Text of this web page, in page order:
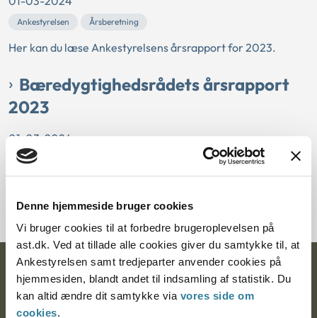
Denne hjemmeside bruger cookies
Vi bruger cookies til at forbedre brugeroplevelsen på
ast.dk. Ved at tillade alle cookies giver du samtykke til, at
Ankestyrelsen samt tredjeparter anvender cookies på
hjemmesiden, blandt andet til indsamling af statistik. Du
kan altid ændre dit samtykke via vores side om
cookies.
Ankestyrelsen Årsberetning
Her kan du læse Ankestyrelsens årsrapport for 2023.
Bæredygtighedsrådets årsrapport
2023
01-03-2024
Årsberetning Ankestyrelsen
bæredygtighedsråd.
Ankestyrelsen
Postadresse: